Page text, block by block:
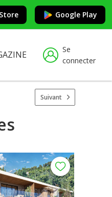
Google Play
Se
connecter
Suivant